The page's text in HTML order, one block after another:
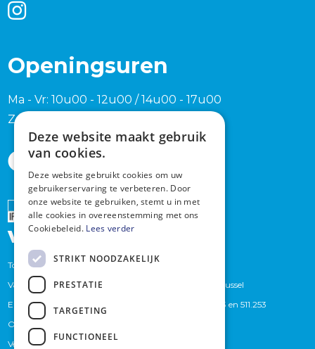
Openingsuren
Ma - Vr: 10u00 - 12u00 / 14u00 - 17u00
Zaterdag en zondag na afspraak
Erkend
vastgoedmakelaar
Toezichthoudende autoriteit : Beroepsinstituut van
Vastgoedmakelaars,Luxemburgstraat 16 B te 1000 Brussel
Erkend Vastgoedmakelaars bemiddelaars BIV. 509.373 en 511.253
Onderworpen aan de
Verzekeraar (BA en borgstelling): Axa
Deze website maakt gebruik
van cookies.
Deze website gebruikt cookies om uw
gebruikerservaring te verbeteren. Door
onze website te gebruiken, stemt u in met
alle cookies in overeenstemming met ons
Cookiebeleid. Lees verder
STRIKT NOODZAKELIJK
PRESTATIE
TARGETING
FUNCTIONEEL